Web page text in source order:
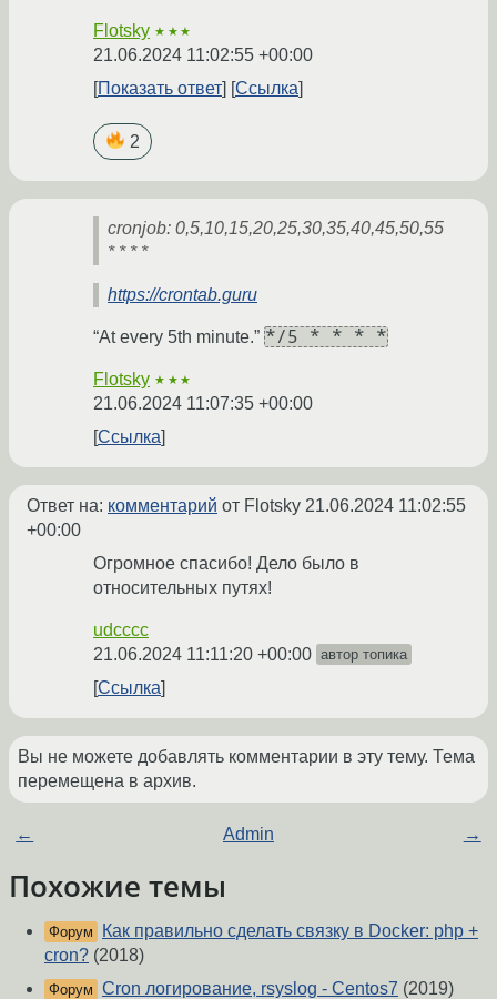
Flotsky ★★★
21.06.2024 11:02:55 +00:00
Показать ответ
Ссылка
2
cronjob: 0,5,10,15,20,25,30,35,40,45,50,55
* * * *
https://crontab.guru
“At every 5th minute.” */5 * * * *
Flotsky ★★★
21.06.2024 11:07:35 +00:00
Ссылка
Ответ на: комментарий от Flotsky 21.06.2024 11:02:55
+00:00
Огромное спасибо! Дело было в
относительных путях!
udcccc
21.06.2024 11:11:20 +00:00 автор топика
Ссылка
Вы не можете добавлять комментарии в эту тему. Тема
перемещена в архив.
← Admin →
Похожие темы
Форум
Как правильно сделать связку в Docker: php +
cron? (2018)
Форум Cron логирование, rsyslog - Centos7 (2019)